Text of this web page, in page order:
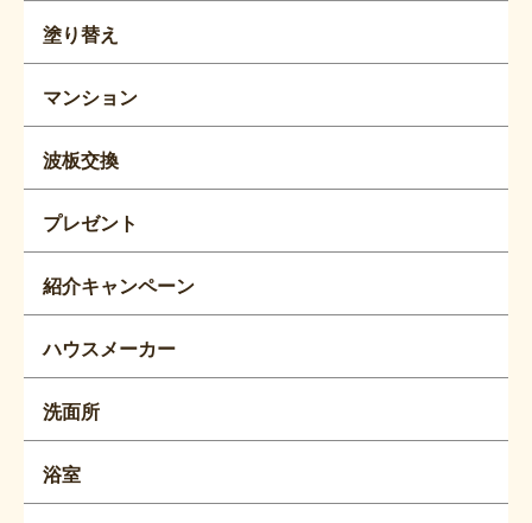
塗り替え
マンション
波板交換
プレゼント
紹介キャンペーン
ハウスメーカー
洗面所
浴室